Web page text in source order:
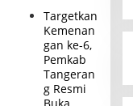
Targetkan
Kemenan
gan ke-6,
Pemkab
Tangeran
g Resmi